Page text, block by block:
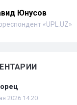
Юнусов
«UPL.UZ»
2026 14:20